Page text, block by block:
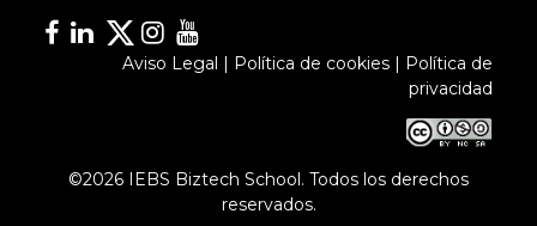
Facebook
Linkedin
Linkedin
Instagram
Aviso Legal Política de cookies|
Política de
privacidad
©2026 IEBS Biztech School. Todos los derechos
reservados.